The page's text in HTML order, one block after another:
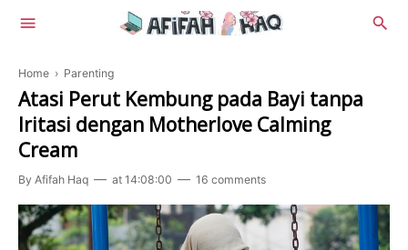
Lifestyle
Food
Home › Parenting
Atasi Perut Kembung pada Bayi tanpa
Iritasi dengan Motherlove Calming
Cream
By Afifah Haq at 14:08:00 16 comments